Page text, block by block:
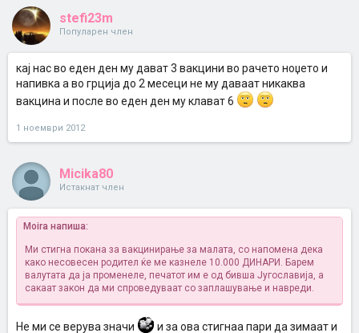
stefi23m
Популарен член
кај нас во еден ден му дават 3 вакцини во рачето ноџето и
напивка а во грција до 2 месеци не му даваат никаква
вакцина и после во еден ден му клават 6
1 ноември 2012
Micika80
Истакнат член
Moira напиша:
Ми стигна покана за вакцинирање за малата, со напомена дека
како несовесен родител ќе ме казнеле 10.000 ДИНАРИ. Барем
валутата да ја променеле, печатот им е од бивша Југославија, а
сакаат закон да ми спроведуваат со заплашување и навреди.
Не ми се верува значи и за ова стигнаа пари да зимаат и